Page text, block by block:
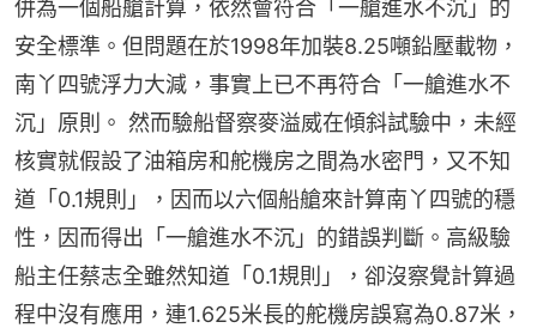
併為一個船艙計算，依然會符合「一艙進水不沉」的
安全標準。但問題在於1998年加裝8.25噸鉛壓載物，
南丫四號浮力大減，事實上已不再符合「一艙進水不
沉」原則。 然而驗船督察麥溢威在傾斜試驗中，未經
核實就假設了油箱房和舵機房之間為水密門，又不知
道「0.1規則」，因而以六個船艙來計算南丫四號的穩
性，因而得出「一艙進水不沉」的錯誤判斷。高級驗
船主任蔡志全雖然知道「0.1規則」，卻沒察覺計算過
程中沒有應用，連1.625米長的舵機房誤寫為0.87米，